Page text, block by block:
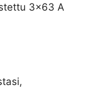
3×63 A